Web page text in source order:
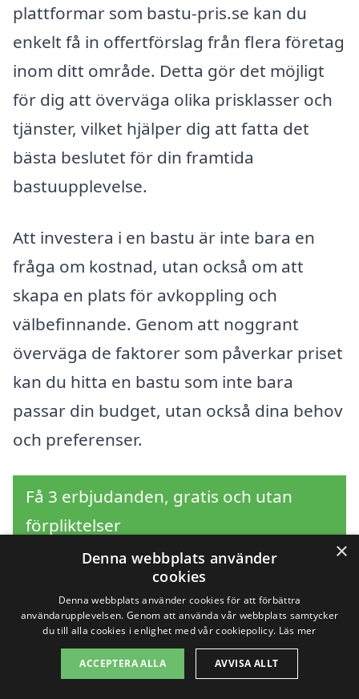
plattformar som bastu-pris.se kan du
enkelt få in offertförslag från flera företag
inom ditt område. Detta gör det möjligt
för dig att överväga olika prisklasser och
tjänster, vilket hjälper dig att fatta det
bästa beslutet för din framtida
bastuupplevelse.
Att investera i en bastu är inte bara en
fråga om kostnad, utan också om att
skapa en plats för avkoppling och
välbefinnande. Genom att noggrant
överväga de faktorer som påverkar priset
kan du hitta en bastu som inte bara
passar din budget, utan också dina behov
och preferenser.
Få 3 erbjudanden, gratis och utan
förpliktelser
Sök efter en
professionell för bastu i
andra städer nära
×
Denna webbplats använder
cookies
Denna webbplats använder cookies för att förbättra
användarupplevelsen. Genom att använda vår webbplats samtycker
du till alla cookies i enlighet med vår cookiepolicy. Läs mer
ACCEPTERA ALLA AVVISA ALLT